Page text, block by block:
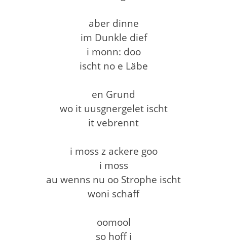
aber dinne
im Dunkle dief
i monn: doo
ischt no e Läbe
en Grund
wo it uusgnergelet ischt
it vebrennt
i moss z ackere goo
i moss
au wenns nu oo Strophe ischt
woni schaff
oomool
so hoff i